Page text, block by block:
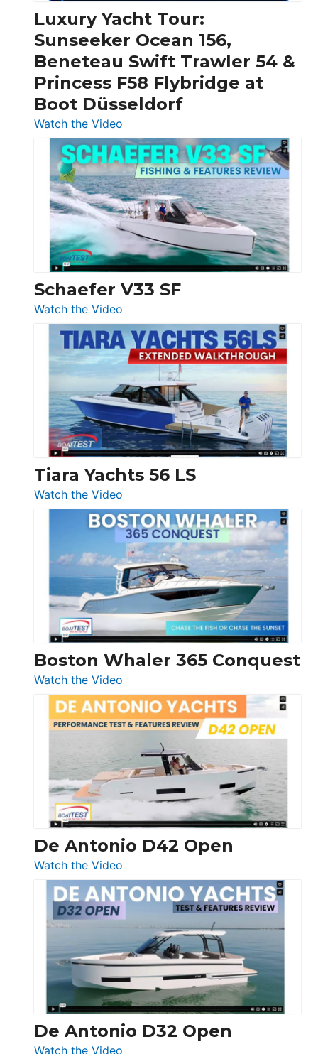
Craft,
Invictus
&
Quarken
at
Boot
Luxury Yacht Tour:
Sunseeker Ocean 156,
Beneteau Swift Trawler 54 &
Princess F58 Flybridge at
Boot Düsseldorf
Watch the Video
Luxury
Yacht
Tour:
Sunseeker
Ocean
156,
Beneteau
Swift
Trawler
54
Princess
F58
Flybridge
at
Boot
Düsseldorf
Schaefer V33 SF
Watch the Video
Schaefer
V33
SF
Tiara Yachts 56 LS
Watch the Video
Tiara
Yachts
56
LS
Boston Whaler 365 Conquest
Watch the Video
Boston
Whaler
365
Conquest
De Antonio D42 Open
Watch the Video
De
Antonio
D42
Open
De Antonio D32 Open
Watch the Video